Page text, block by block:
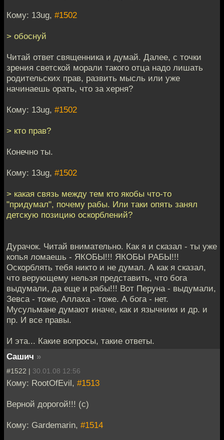
Кому: 13ug, #1502
> обоснуй
Читай ответ священника и думай. Далее, с точки
зрения светской морали такого отца надо лишать
родительских прав, развить мысль или уже
начинаешь орать, что за херня?
Кому: 13ug, #1502
> кто прав?
Конечно ты.
Кому: 13ug, #1502
> какая связь между тем кто якобы что-то
"придумал", почему рабы. Или таки опять занял
детскую позицию оскорблений?
Дурачок. Читай внимательно. Как я и сказал - ты уже
копья ломаешь - ЯКОБЫ!!! ЯКОБЫ РАБЫ!!!
Оскорблять тебя никто и не думал. А как я сказал,
что верующему нельзя представить, что бога
выдумали, да еще и рабы!!! Вот Перуна - выдумали,
Зевса - тоже, Аллаха - тоже. А бога - нет.
Мусульмане думают иначе, как и язычники и др. и
пр. И все правы.
И эта... Какие вопросы, такие ответы.
Сашич »
#1522 | 30.01.08 12:56
Кому: RootOfEvil, #1513
Верной дорогой!!! (с)
Кому: Gardemarin, #1514